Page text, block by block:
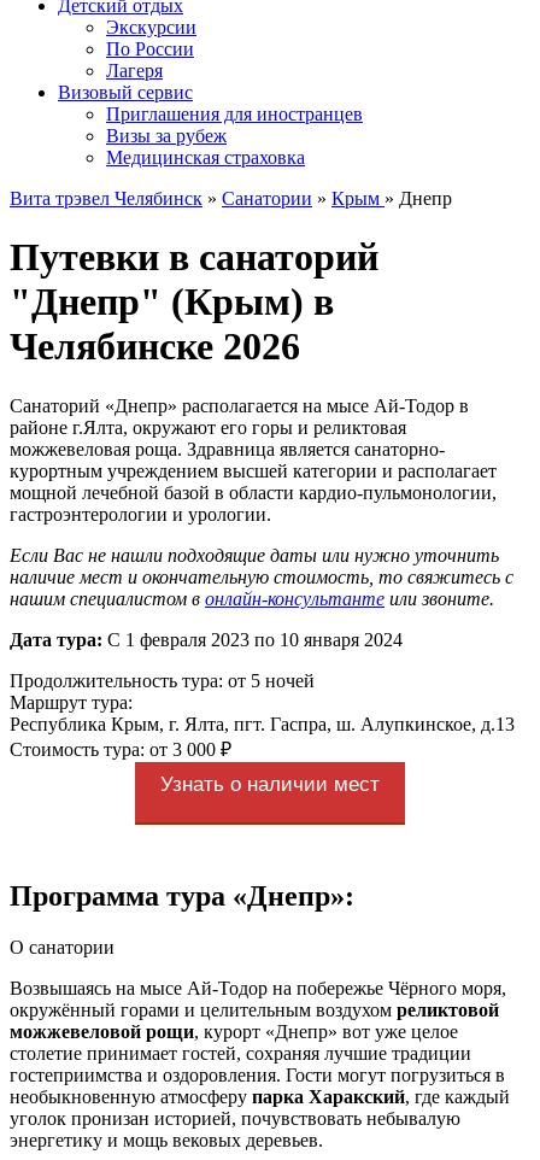
Детский отдых
Экскурсии
По России
Лагеря
Визовый сервис
Приглашения для иностранцев
Визы за рубеж
Медицинская страховка
Вита трэвел Челябинск » Санатории » Крым » Днепр
Путевки в санаторий
"Днепр" (Крым) в
Челябинске 2026
Санаторий «Днепр» располагается на мысе Ай-Тодор в
районе г.Ялта, окружают его горы и реликтовая
можжевеловая роща. Здравница является санаторно-
курортным учреждением высшей категории и располагает
мощной лечебной базой в области кардио-пульмонологии,
гастроэнтерологии и урологии.
Если Вас не нашли подходящие даты или нужно уточнить
наличие мест и окончательную стоимость, то свяжитесь с
нашим специалистом в онлайн-консультанте или звоните.
Дата тура: С 1 февраля 2023 по 10 января 2024
Продолжительность тура: от 5 ночей
Маршрут тура:
Республика Крым, г. Ялта, пгт. Гаспра, ш. Алупкинское, д.13
Стоимость тура: от 3 000 ₽
Узнать о наличии мест
Программа тура «Днепр»:
О санатории
Возвышаясь на мысе Ай-Тодор на побережье Чёрного моря,
окружённый горами и целительным воздухом реликтовой
можжевеловой рощи, курорт «Днепр» вот уже целое
столетие принимает гостей, сохраняя лучшие традиции
гостеприимства и оздоровления. Гости могут погрузиться в
необыкновенную атмосферу парка Харакский, где каждый
уголок пронизан историей, почувствовать небывалую
энергетику и мощь вековых деревьев.